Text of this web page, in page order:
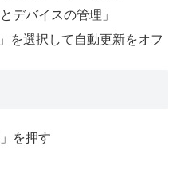
デバイスの管理」
」を選択して自動更新をオフ
を押す